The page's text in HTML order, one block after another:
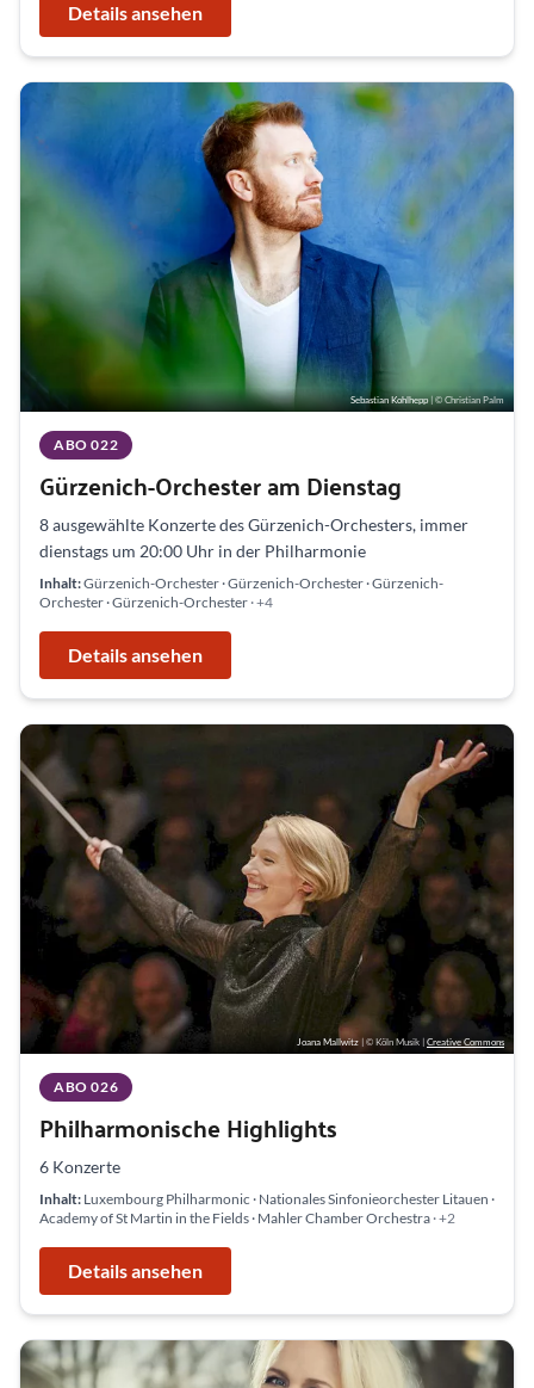
Details ansehen
Sebastian Kohlhepp| © Christian Palm
ABO 022
Gürzenich-Orchester am Dienstag
8 ausgewählte Konzerte des Gürzenich-Orchesters, immer
dienstags um 20:00 Uhr in der Philharmonie
Inhalt:Gürzenich-Orchester · Gürzenich-Orchester · Gürzenich-
Orchester · Gürzenich-Orchester · +4
Details ansehen
Joana Mallwitz | © Köln Musik | Creative Commons
ABO 026
Philharmonische Highlights
6 Konzerte
Inhalt: Luxembourg Philharmonic · Nationales Sinfonieorchester Litauen ·
Academy of St Martin in the Fields · Mahler Chamber Orchestra · +2
Details ansehen